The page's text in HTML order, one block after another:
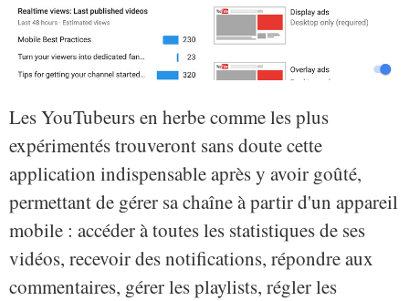
Les YouTubeurs en herbe comme les plus
expérimentés trouveront sans doute cette
application indispensable après y avoir goûté,
permettant de gérer sa chaîne à partir d'un appareil
mobile : accéder à toutes les statistiques de ses
vidéos, recevoir des notifications, répondre aux
commentaires, gérer les playlists, régler les